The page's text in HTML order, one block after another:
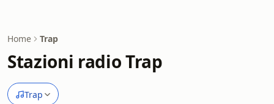
Home Trap
Stazioni radio Trap
Trap